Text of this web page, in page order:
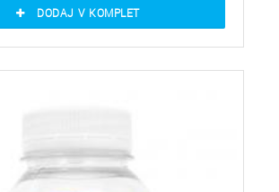
DODAJ V KOMPLET